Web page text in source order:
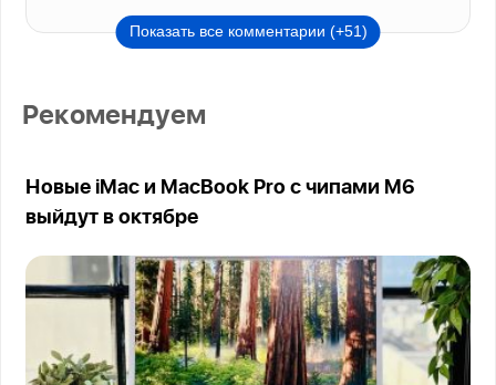
Показать все комментарии (+51)
Рекомендуем
Новые iMac и MacBook Pro с чипами M6
выйдут в октябре